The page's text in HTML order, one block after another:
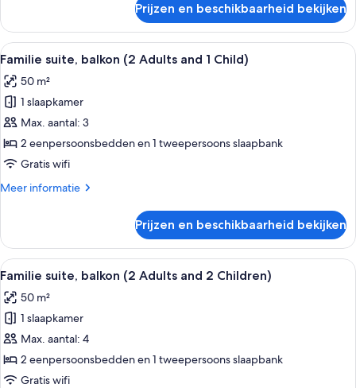
voor
persoon,
Prijzen en beschikbaarheid bekijken
Alle
foto's
voor
Familie
suite,
balkon
(2
and
laden
Een moderne hotelkamer met een
7
Familie suite, balkon (2 Adults and 1 Child)
50 m²
1 slaapkamer
Max. aantal: 3
2 eenpersoonsbedden en 1 tweepersoons slaapbank
Gratis wifi
Meer informatie
Meer
suite,
balkon
(2
and
Child)
Prijzen en beschikbaarheid bekijken
Alle
foto's
voor
Familie
suite,
balkon
(2
Een moderne hotelkamer met een
7
Familie suite, balkon (2 Adults and 2 Children)
50 m²
1 slaapkamer
Max. aantal: 4
2 eenpersoonsbedden en 1 tweepersoons slaapbank
Gratis wifi